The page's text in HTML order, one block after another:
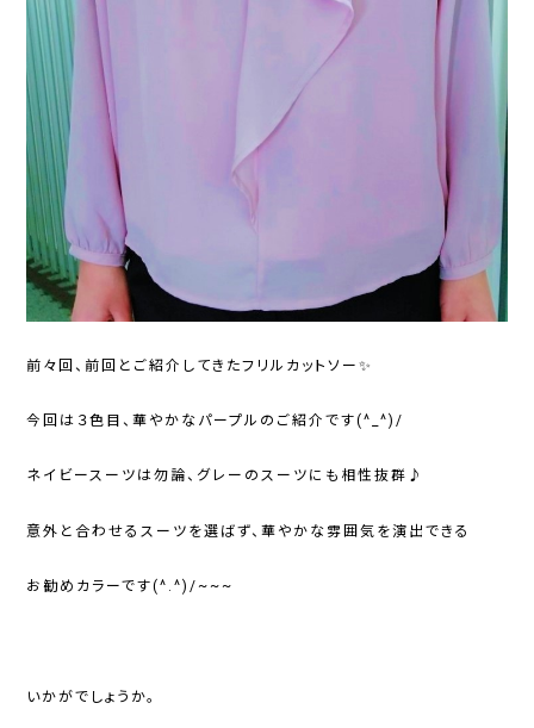
前々回、前回とご紹介してきたフリルカットソー✨
今回は３色目、華やかなパープルのご紹介です(^_^)/
ネイビースーツは勿論、グレーのスーツにも相性抜群♪
意外と合わせるスーツを選ばず、華やかな雰囲気を演出できる
お勧めカラーです(^.^)/~~~
いかがでしょうか。